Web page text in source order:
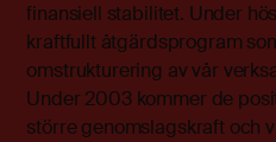
finansiell stabilitet. Under
kraftfullt åtgärdsprogram
omstrukturering av vår
Under 2003 kommer de
större genomslagskraft och